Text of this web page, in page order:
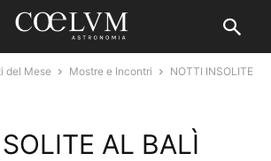
del Mese Mostre e Incontri
NOTTI INSOLITE
AL BALÌ